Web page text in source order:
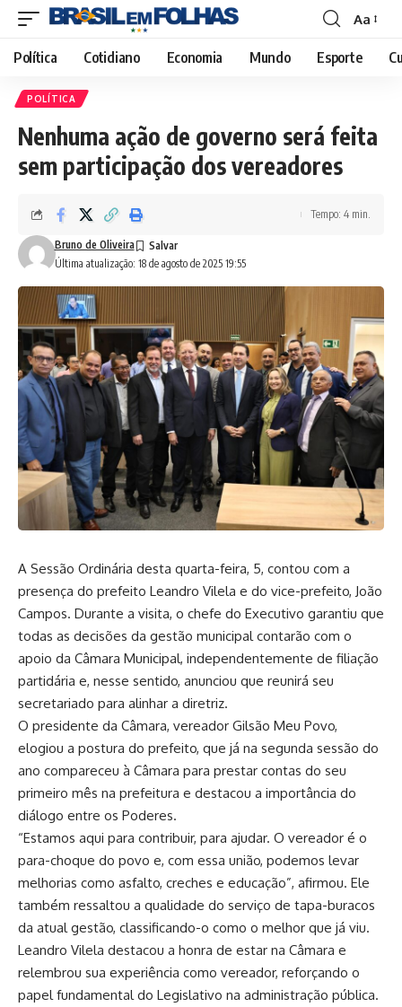
Font
Resizer
Aa
Política Cotidiano Economia Mundo Esporte
POLÍTICA
Nenhuma ação de governo será feita
sem participação dos vereadores
Última atualização: 18 de agosto de 2025 19:55
Bruno de Oliveira
Tempo: 4 min.
A Sessão Ordinária desta quarta-feira, 5, contou com a
presença do prefeito Leandro Vilela e do vice-prefeito, João
Campos. Durante a visita, o chefe do Executivo garantiu que
todas as decisões da gestão municipal contarão com o
apoio da Câmara Municipal, independentemente de filiação
partidária e, nesse sentido, anunciou que reunirá seu
secretariado para alinhar a diretriz.
O presidente da Câmara, vereador Gilsão Meu Povo,
elogiou a postura do prefeito, que já na segunda sessão do
ano compareceu à Câmara para prestar contas do seu
primeiro mês na prefeitura e destacou a importância do
diálogo entre os Poderes.
“Estamos aqui para contribuir, para ajudar. O vereador é o
para-choque do povo e, com essa união, podemos levar
melhorias como asfalto, creches e educação”, afirmou. Ele
também ressaltou a qualidade do serviço de tapa-buracos
da atual gestão, classificando-o como o melhor que já viu.
Leandro Vilela destacou a honra de estar na Câmara e
relembrou sua experiência como vereador, reforçando o
papel fundamental do Legislativo na administração pública.